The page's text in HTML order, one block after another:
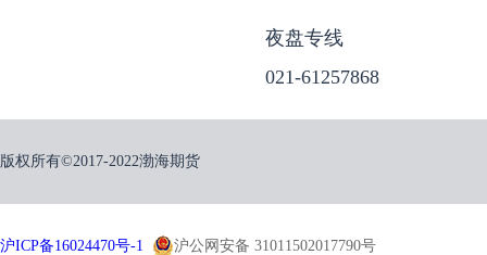
夜盘专线
021-61257868
版权所有©2017-2022渤海期货
沪ICP备16024470号-1 沪公网安备 31011502017790号